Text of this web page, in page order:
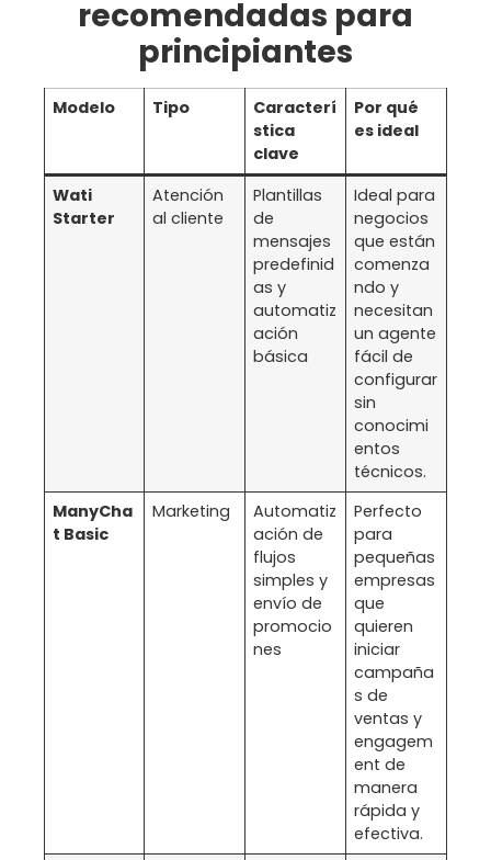
recomendadas para
principiantes
Modelo Tipo
Caracterí
stica
clave
Por qué
es ideal
Wati
Starter
Atención
al cliente
Plantillas
de
mensajes
predefinid
as y
automatiz
ación
básica
Ideal para
negocios
que están
comenza
ndo y
necesitan
un agente
fácil de
configurar
sin
conocimi
entos
técnicos.
ManyCha
t Basic
Marketing
Automatiz
ación de
flujos
simples y
envío de
promocio
nes
Perfecto
para
pequeñas
empresas
que
quieren
iniciar
campaña
s de
ventas y
engagem
ent de
manera
rápida y
efectiva.